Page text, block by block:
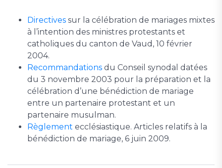
Directives sur la célébration de mariages mixtes
à l’intention des ministres protestants et
catholiques du canton de Vaud, 10 février
2004.
Recommandations du Conseil synodal datées
du 3 novembre 2003 pour la préparation et la
célébration d’une bénédiction de mariage
entre un partenaire protestant et un
partenaire musulman.
Règlement ecclésiastique. Articles relatifs à la
bénédiction de mariage, 6 juin 2009.